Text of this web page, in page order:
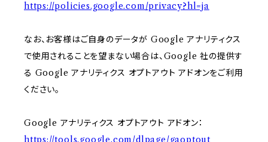
https://policies.google.com/privacy?hl=ja
なお、お客様はご自身のデータが Google アナリティクス
で使用されることを望まない場合は、Google 社の提供す
る Google アナリティクス オプトアウト アドオンをご利用
ください。
Google アナリティクス オプトアウト アドオン：
https://tools.google.com/dlpage/gaoptout